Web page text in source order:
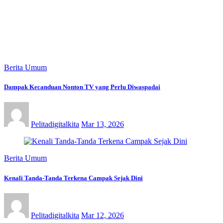
Berita Umum
Dampak Kecanduan Nonton TV yang Perlu Diwaspadai
Pelitadigitalkita Mar 13, 2026
Berita Umum
Kenali Tanda-Tanda Terkena Campak Sejak Dini
Pelitadigitalkita Mar 12, 2026